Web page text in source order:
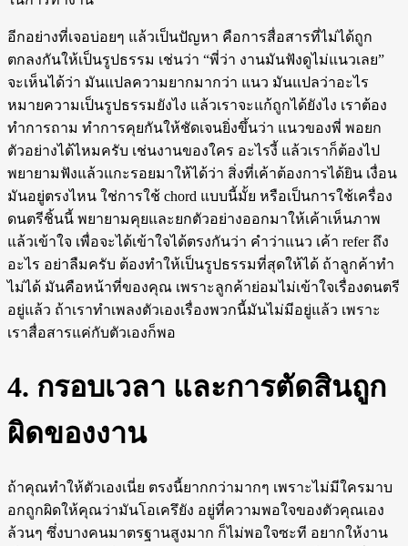
อีกอย่างที่เจอบ่อยๆ แล้วเป็นปัญหา คือการสื่อสารที่ไม่ได้ถูก
ตกลงกันให้เป็นรูปธรรม เช่นว่า “พี่ว่า งานมันฟังดูไม่แนวเลย”
จะเห็นได้ว่า มันแปลความยากมากว่า แนว มันแปลว่าอะไร
หมายความเป็นรูปธรรมยังไง แล้วเราจะแก้ถูกได้ยังไง เราต้อง
ทำการถาม ทำการคุยกันให้ชัดเจนยิ่งขึ้นว่า แนวของพี่ พอยก
ตัวอย่างได้ไหมครับ เช่นงานของใคร อะไรงี้ แล้วเราก็ต้องไป
พยายามฟังแล้วแกะรอยมาให้ได้ว่า สิ่งที่เค้าต้องการได้ยิน เงื่อน
มันอยู่ตรงไหน ใช่การใช้ chord แบบนี้มั้ย หรือเป็นการใช้เครื่อง
ดนตรีชิ้นนี้ พยายามคุยและยกตัวอย่างออกมาให้เค้าเห็นภาพ
แล้วเข้าใจ เพื่อจะได้เข้าใจได้ตรงกันว่า คำว่าแนว เค้า refer ถึง
อะไร อย่าลืมครับ ต้องทำให้เป็นรูปธรรมที่สุดให้ได้ ถ้าลูกค้าทำ
ไม่ได้ มันคือหน้าที่ของคุณ เพราะลูกค้าย่อมไม่เข้าใจเรื่องดนตรี
อยู่แล้ว ถ้าเราทำเพลงตัวเองเรื่องพวกนี้มันไม่มีอยู่แล้ว เพราะ
เราสื่อสารแค่กับตัวเองก็พอ
4. กรอบเวลา และการตัดสินถูก
ผิดของงาน
ถ้าคุณทำให้ตัวเองเนี่ย ตรงนี้ยากกว่ามากๆ เพราะไม่มีใครมาบ
อกถูกผิดให้คุณว่ามันโอเครึยัง อยู่ที่ความพอใจของตัวคุณเอง
ล้วนๆ ซึ่งบางคนมาตรฐานสูงมาก ก็ไม่พอใจซะที อยากให้งาน